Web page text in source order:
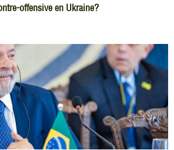
offensive en Ukraine?